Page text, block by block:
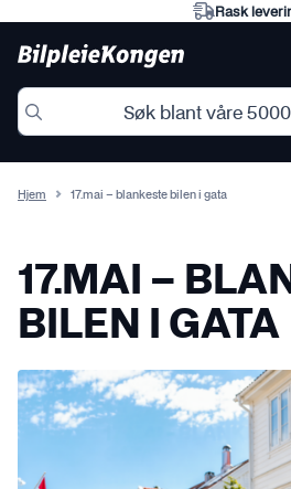
Rask
Hjem 17.mai – blankeste bilen i gata
17.MAI –
BILEN I GATA